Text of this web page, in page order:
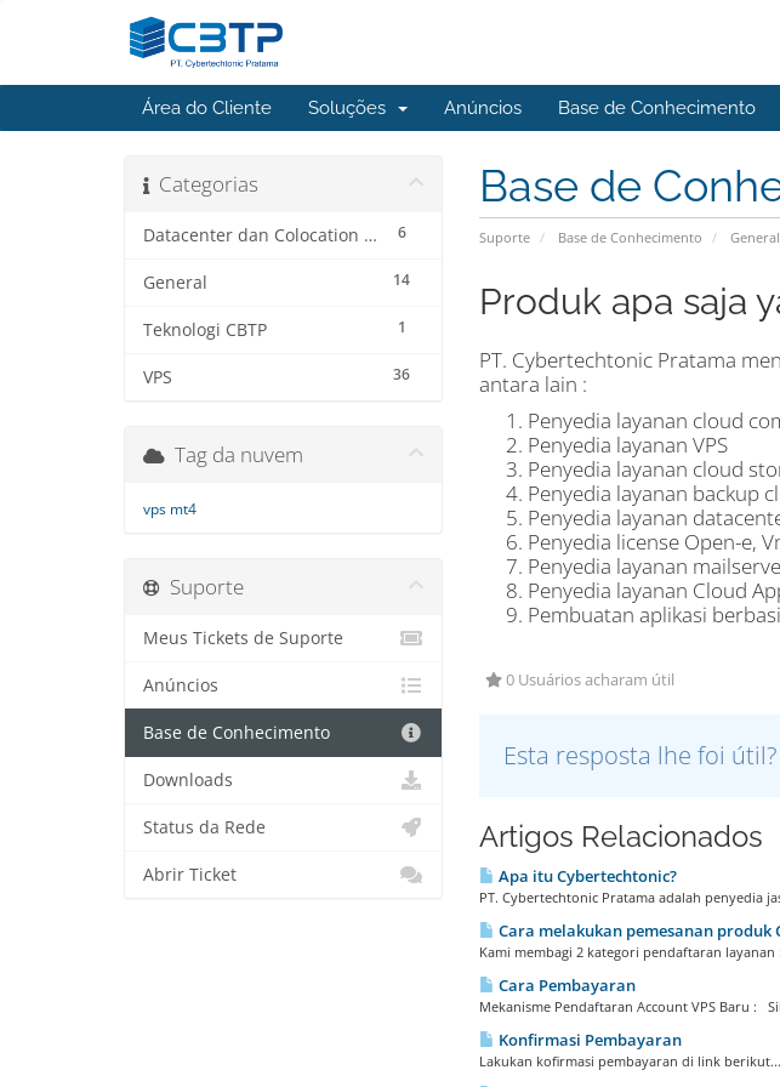
Área do Cliente Soluções Anúncios Base de Conhecimento
Base de
Suporte Base de Conhecimento General
Categorias
6
Datacenter dan Colocation Service
14
General
1
Teknologi CBTP
36
VPS
Produk apa saja
PT. Cybertechtonic Pratama
antara lain :
Penyedia layanan cloud
Penyedia layanan VPS
Penyedia layanan cloud
Penyedia layanan backup
Penyedia layanan
Penyedia license Open-e,
Penyedia layanan
Penyedia layanan Cloud
Pembuatan aplikasi
0 Usuários acharam útil
Esta resposta lhe foi útil?
Artigos Relacionados
Apa itu Cybertechtonic?
PT. Cybertechtonic Pratama adalah penyedia
Cara melakukan pemesanan produk
Kami membagi 2 kategori pendaftaran
Cara Pembayaran
Mekanisme Pendaftaran Account VPS Baru :
Konfirmasi Pembayaran
Lakukan kofirmasi pembayaran di link berikut...
Tag da nuvem
vps mt4
Suporte
Meus Tickets de Suporte
Anúncios
Base de Conhecimento
Downloads
Status da Rede
Abrir Ticket